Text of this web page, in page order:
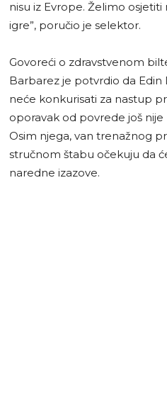
nisu iz Evrope. Želimo
igre”, poručio je selektor.
Govoreći o zdravstvenom
Barbarez je potvrdio da Edin
neće konkurisati za nastup
oporavak od povrede još
Osim njega, van trenažnog
stručnom štabu očekuju da
naredne izazove.